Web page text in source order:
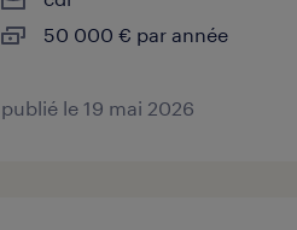
50 000 € par année
publié le 19 mai 2026